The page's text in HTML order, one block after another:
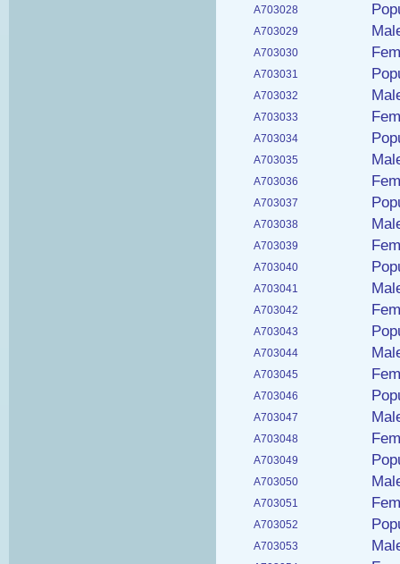
A703028
A703029
A703030
A703031
A703032
A703033
A703034
A703035
A703036
A703037
A703038
A703039
A703040
A703041
A703042
A703043
A703044
A703045
A703046
A703047
A703048
A703049
A703050
A703051
A703052
A703053